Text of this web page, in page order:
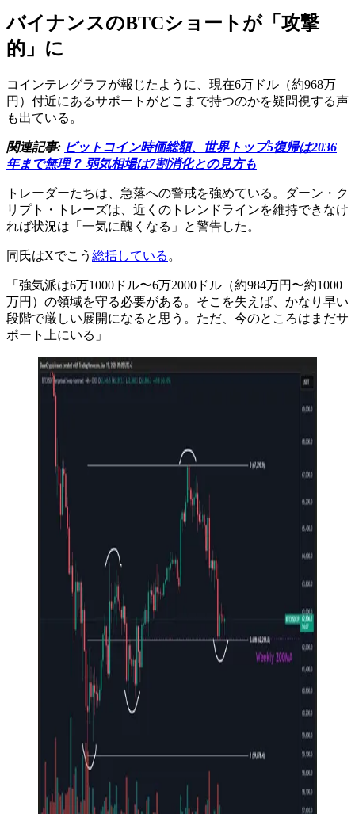
バイナンスのBTCショートが「攻撃
的」に
コインテレグラフが報じたように、現在6万ドル（約968万
円）付近にあるサポートがどこまで持つのかを疑問視する声
も出ている。
関連記事: ビットコイン時価総額、世界トップ5復帰は2036
年まで無理？ 弱気相場は7割消化との見方も
トレーダーたちは、急落への警戒を強めている。ダーン・ク
リプト・トレーズは、近くのトレンドラインを維持できなけ
れば状況は「一気に醜くなる」と警告した。
同氏はXでこう 総括している 。
「強気派は6万1000ドル〜6万2000ドル（約984万円〜約1000
万円）の領域を守る必要がある。そこを失えば、かなり早い
段階で厳しい展開になると思う。ただ、今のところはまだサ
ポート上にいる」